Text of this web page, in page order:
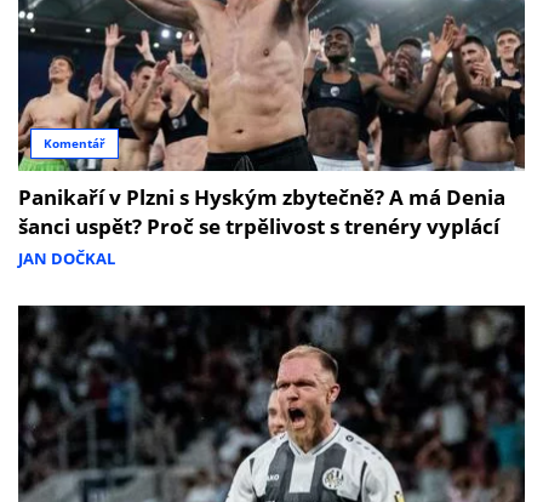
Komentář
Panikaří v Plzni s Hyským zbytečně? A má Denia
šanci uspět? Proč se trpělivost s trenéry vyplácí
JAN DOČKAL